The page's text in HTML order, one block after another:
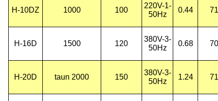
H-10DZ 1000 100
220V-1-
50Hz
0.44 71
H-16D 1500 120
380V-3-
50Hz
0.68 70
H-20D taun 2000 150
380V-3-
50Hz
1.24 71